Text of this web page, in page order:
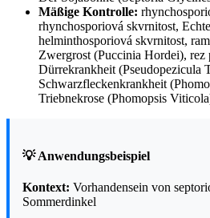
Mäßige Kontrolle:
rhynchosporiová skvrnitost,
helminthosporiová skvrnitost,
Zwergrost (Puccinia Hordei), rez
Dürrekrankheit (Pseudopezicula
Schwarzfleckenkrankheit
Triebnekrose (Phomopsis
💡 Anwendungsbeispiel
Kontext: Vorhandensein von
Sommerdinkel